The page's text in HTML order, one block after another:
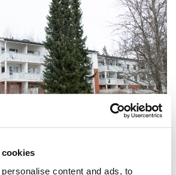
content and ads, to